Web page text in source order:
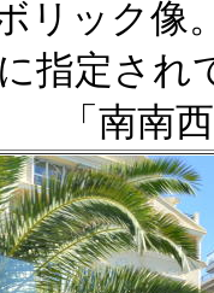
リック
指定さ
「南南